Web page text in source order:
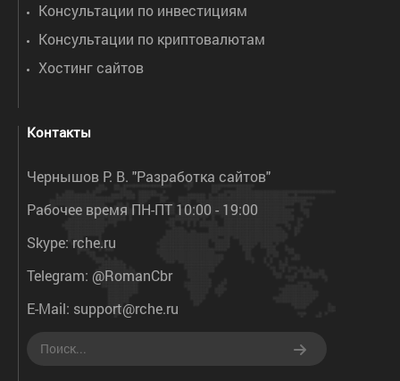
Консультации по инвестициям
Консультации по криптовалютам
Хостинг сайтов
Контакты
Чернышов Р. В. "Разработка сайтов"
Рабочее время ПН-ПТ 10:00 - 19:00
Skype: rche.ru
Telegram: @RomanCbr
E-Mail: support@rche.ru